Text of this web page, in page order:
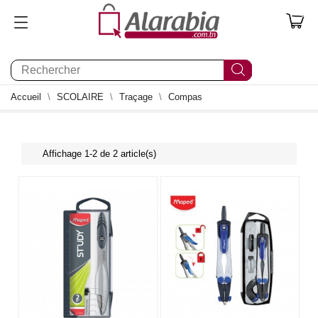
0
Accueil SCOLAIRE Traçage Compas
Affichage 1-2 de 2 article(s)